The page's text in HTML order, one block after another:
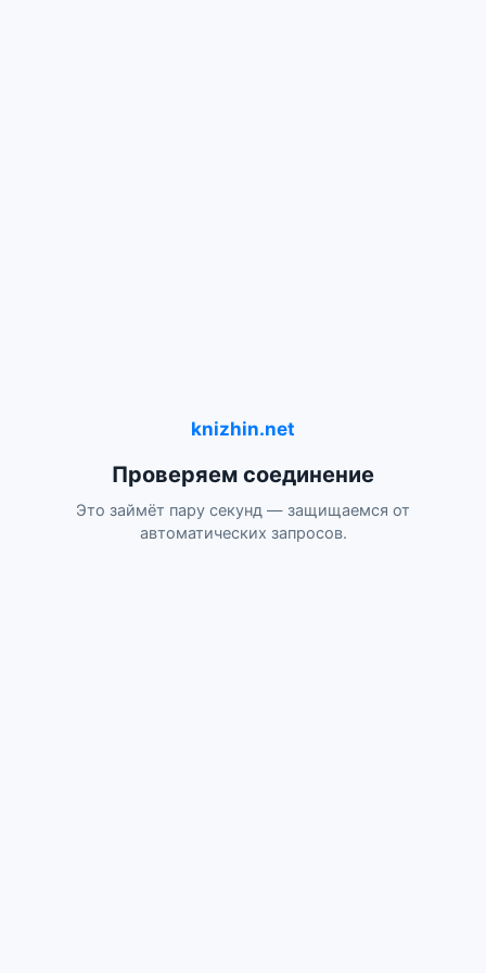
knizhin.net
Проверяем соединение
Это займёт пару секунд — защищаемся от
автоматических запросов.